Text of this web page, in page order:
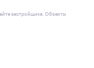
застройщика. Объекты